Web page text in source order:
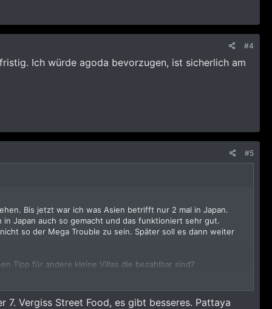
#4
Ich würde agoda bevorzugen, ist sicherlich am
#5
Bis jetzt war ich was Asien betrifft nur 2 mal in Japan.
Japan auch so gemacht und das funktioniert sehr gut.
so der Mega Trouble zu sein. Später soll es dann weiter
Tipp für andere kleine Villas die bezahlbar sind?
Vergiss Street Food, es gibt besseres. Pattaya